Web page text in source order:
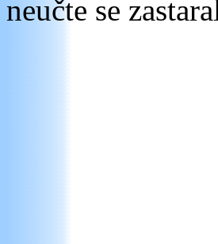
neučte se